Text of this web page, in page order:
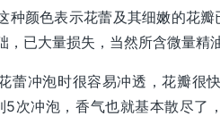
种颜色表示花蕾及其细嫩的花
，已大量损失，当然所含微量精
蕾冲泡时很容易冲透，花瓣很
5次冲泡，香气也就基本散尽了